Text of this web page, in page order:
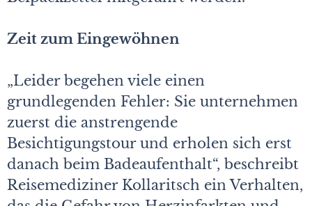
Zeit zum Eingewöhnen
„Leider begehen viele einen
grundlegenden Fehler: Sie unternehmen
zuerst die anstrengende
Besichtigungstour und erholen sich erst
danach beim Badeaufenthalt“, beschreibt
Reisemediziner Kollaritsch ein Verhalten,